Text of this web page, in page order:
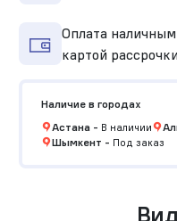
Оплата
картой рассрочки
Наличие в городах
Астана- В наличии
Шымкент - Под заказ